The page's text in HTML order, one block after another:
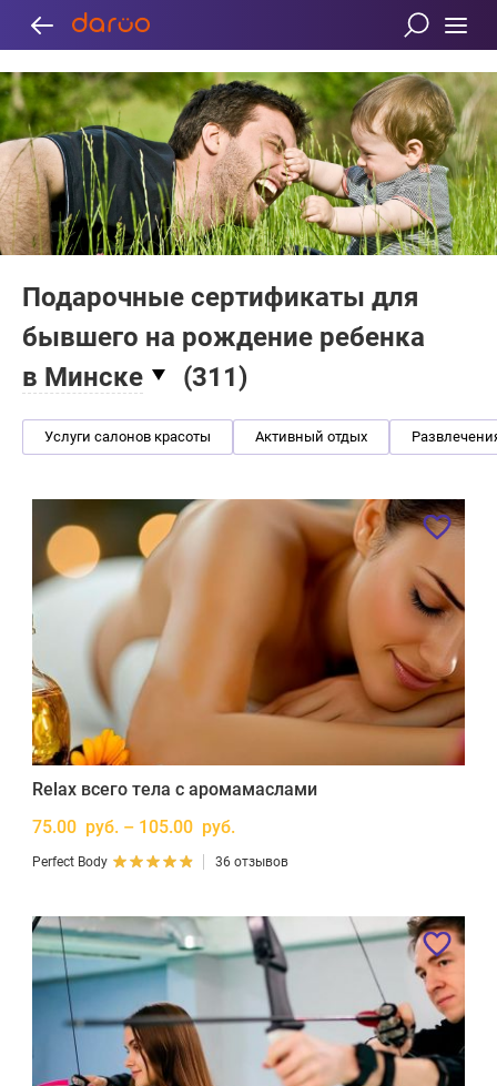
Подарочные сертификаты для
бывшего на рождение ребенка
в Минске
(311)
Услуги салонов красоты Активный отдых
Relax всего тела с аромамаслами
75.00 руб. – 105.00 руб.
Perfect Body 36 отзывов